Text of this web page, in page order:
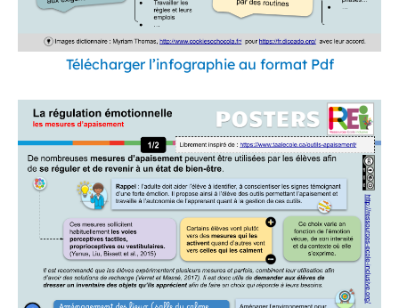
Télécharger l’infographie au format Pdf